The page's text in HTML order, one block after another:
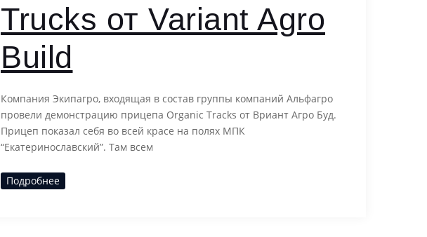
Trucks от Variant Agro
Build
Компания Экипагро, входящая в состав группы компаний Альфагро
провели демонстрацию прицепа Organic Tracks от Вриант Агро Буд.
Прицеп показал себя во всей красе на полях МПК
“Екатеринославский”. Там всем
Подробнее